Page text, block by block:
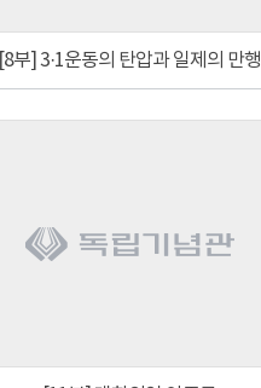
[8부] 3·1운동의 탄압과 일제의 만행